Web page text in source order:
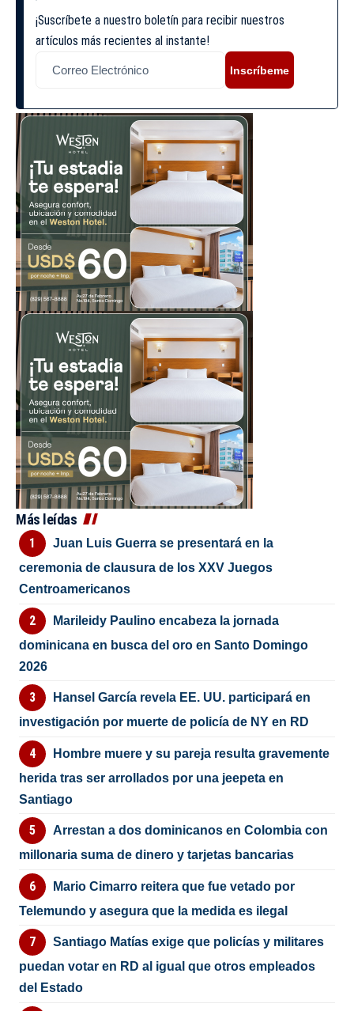
¡Suscríbete a nuestro boletín para recibir nuestros
artículos más recientes al instante!
Inscríbeme
Más leídas
Juan Luis Guerra se presentará en la
ceremonia de clausura de los XXV Juegos
Centroamericanos
Marileidy Paulino encabeza la jornada
dominicana en busca del oro en Santo Domingo
2026
Hansel García revela EE. UU. participará en
investigación por muerte de policía de NY en RD
Hombre muere y su pareja resulta gravemente
herida tras ser arrollados por una jeepeta en
Santiago
Arrestan a dos dominicanos en Colombia con
millonaria suma de dinero y tarjetas bancarias
Mario Cimarro reitera que fue vetado por
Telemundo y asegura que la medida es ilegal
Santiago Matías exige que policías y militares
puedan votar en RD al igual que otros empleados
del Estado